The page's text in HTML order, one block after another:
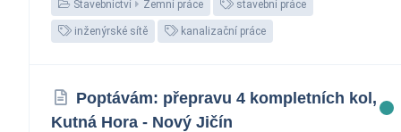
Stavebnictví Zemní práce stavební práce
inženýrské sítě kanalizační práce
Poptávám: přepravu 4 kompletních kol,
Kutná Hora - Nový Jičín